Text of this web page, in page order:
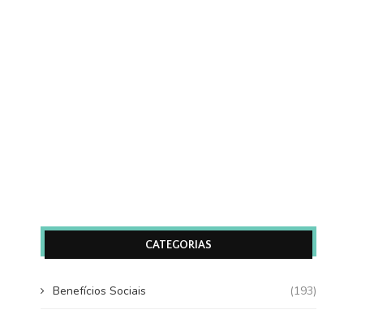
CATEGORIAS
Benefícios Sociais (193)